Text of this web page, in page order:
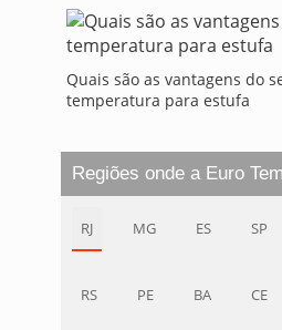
Quais são as vantagens do
temperatura para estufa
Regiões onde a Euro
RJ MG ES SP
RS PE BA CE